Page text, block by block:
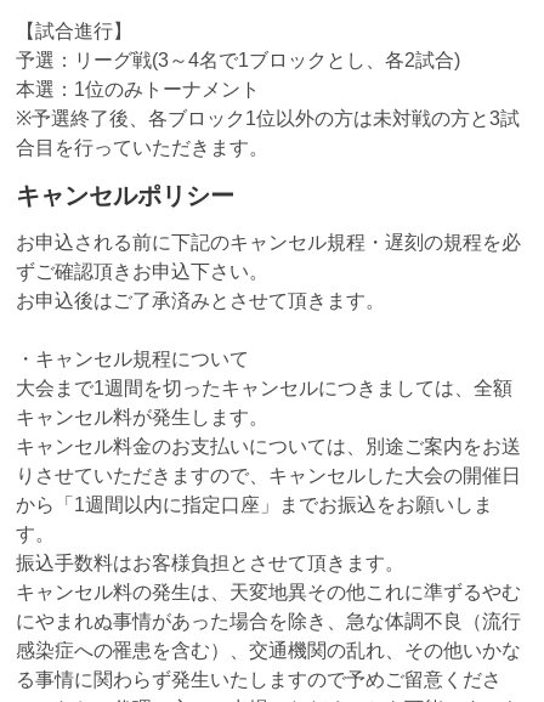
【試合進行】
予選：リーグ戦(3～4名で1ブロックとし、各2試合)
本選：1位のみトーナメント
※予選終了後、各ブロック1位以外の方は未対戦の方と3試
合目を行っていただきます。
キャンセルポリシー
お申込される前に下記のキャンセル規程・遅刻の規程を必
ずご確認頂きお申込下さい。
お申込後はご了承済みとさせて頂きます。
・キャンセル規程について
大会まで1週間を切ったキャンセルにつきましては、全額
キャンセル料が発生します。
キャンセル料金のお支払いについては、別途ご案内をお送
りさせていただきますので、キャンセルした大会の開催日
から「1週間以内に指定口座」までお振込をお願いしま
す。
振込手数料はお客様負担とさせて頂きます。
キャンセル料の発生は、天変地異その他これに準ずるやむ
にやまれぬ事情があった場合を除き、急な体調不良（流行
感染症への罹患を含む）、交通機関の乱れ、その他いかな
る事情に関わらず発生いたしますので予めご留意くださ